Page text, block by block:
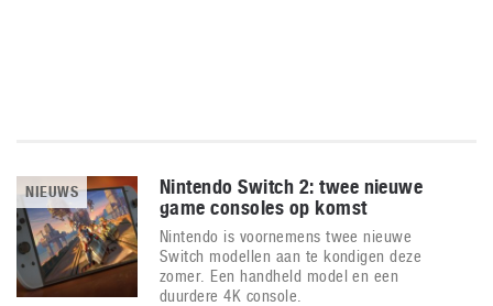
NIEUWS
Nintendo Switch 2: twee nieuwe
game consoles op komst
Nintendo is voornemens twee nieuwe
Switch modellen aan te kondigen deze
zomer. Een handheld model en een
duurdere 4K console.